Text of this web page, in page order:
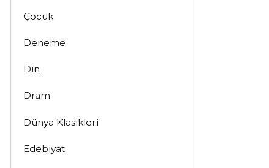
Çocuk
Deneme
Din
Dram
Dünya Klasikleri
Edebiyat